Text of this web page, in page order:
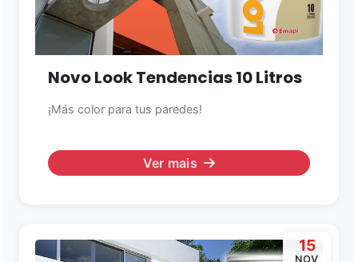
Novo Look Tendencias 10 Litros
¡Más color para tus paredes!
Ver mais
15
NOV